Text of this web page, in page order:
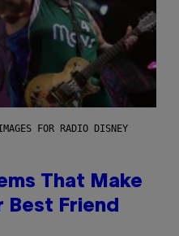
FOR RADIO DISNEY
That Make
Best Friend